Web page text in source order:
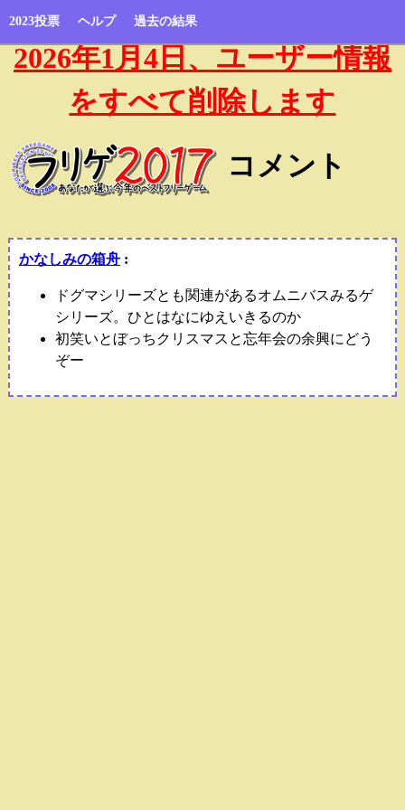
2023投票 ヘルプ 過去の結果
2026年1月4日、ユーザー情報
をすべて削除します
コメント
かなしみの箱舟:
ドグマシリーズとも関連があるオムニバスみるゲ
シリーズ。ひとはなにゆえいきるのか
初笑いとぼっちクリスマスと忘年会の余興にどう
ぞー